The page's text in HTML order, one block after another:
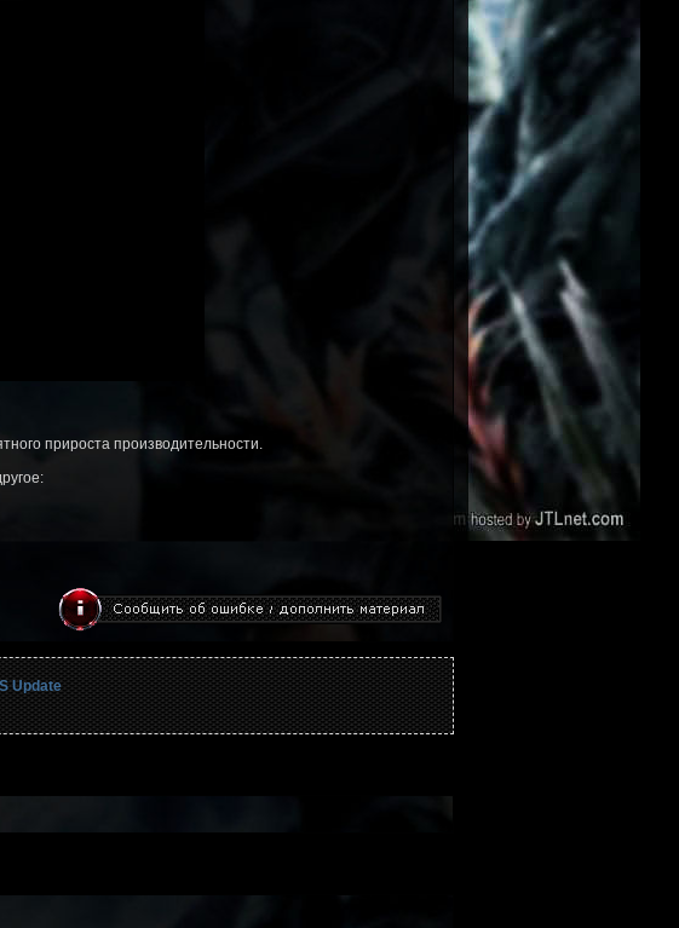
прироста производительности.
Update